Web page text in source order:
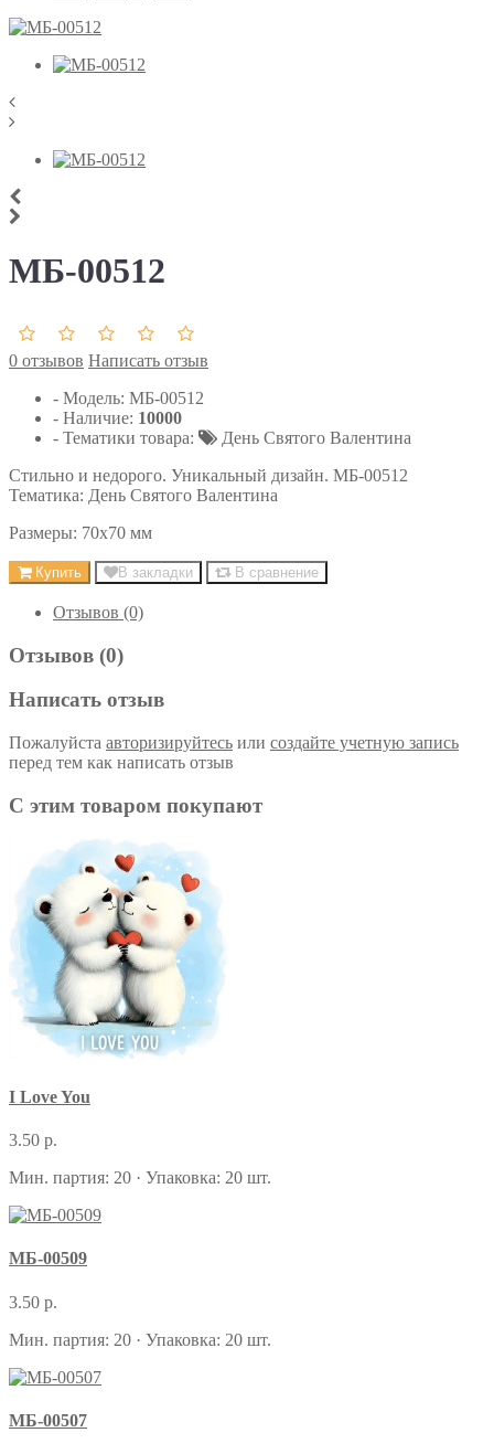
МБ-00512
0 отзывов Написать отзыв
- Модель: МБ-00512
- Наличие: 10000
- Тематики товара:
День Святого Валентина
Стильно и недорого. Уникальный дизайн. МБ-00512
Тематика: День Святого Валентина
Размеры: 70х70 мм
Купить В закладки В сравнение
Отзывов (0)
Отзывов (0)
Написать отзыв
Пожалуйста авторизируйтесь или создайте учетную запись
перед тем как написать отзыв
С этим товаром покупают
I Love You
3.50 р.
Мин. партия: 20 · Упаковка: 20 шт.
МБ-00509
3.50 р.
Мин. партия: 20 · Упаковка: 20 шт.
МБ-00507